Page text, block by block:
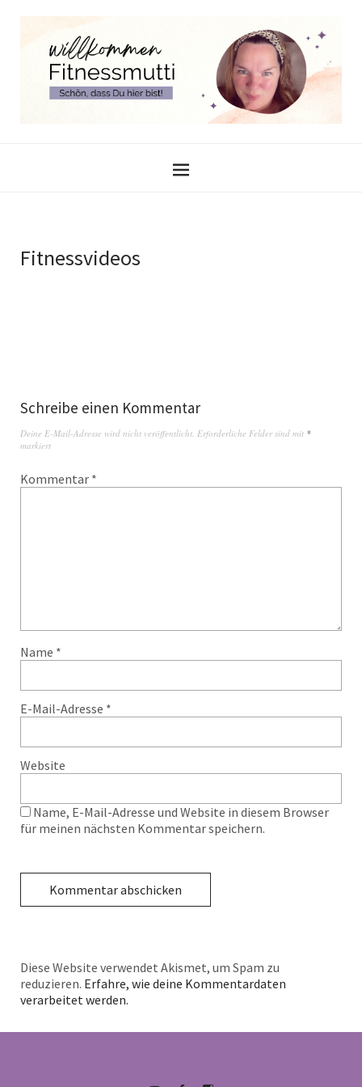
Fitnessvideos
Schreibe einen Kommentar
Deine E-Mail-Adresse wird nicht veröffentlicht. Erforderliche Felder sind mit *
markiert
Kommentar *
Name *
E-Mail-Adresse *
Website
Name, E-Mail-Adresse und Website in diesem Browser
für meinen nächsten Kommentar speichern.
Diese Website verwendet Akismet, um Spam zu
reduzieren. Erfahre, wie deine Kommentardaten
verarbeitet werden.